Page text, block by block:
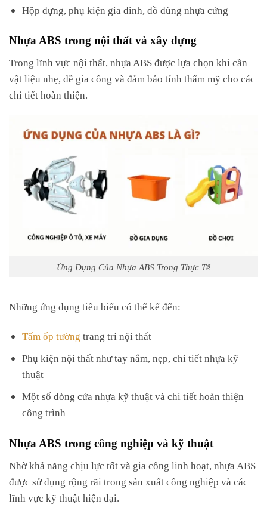
Hộp đựng, phụ kiện gia đình, đồ dùng nhựa cứng
Nhựa ABS trong nội thất và xây dựng
Trong lĩnh vực nội thất, nhựa ABS được lựa chọn khi cần
vật liệu nhẹ, dễ gia công và đảm bảo tính thẩm mỹ cho các
chi tiết hoàn thiện.
Ứng Dụng Của Nhựa ABS Trong Thực Tế
Những ứng dụng tiêu biểu có thể kể đến:
Tấm ốp tường trang trí nội thất
Phụ kiện nội thất như tay nắm, nẹp, chi tiết nhựa kỹ
thuật
Một số dòng cửa nhựa kỹ thuật và chi tiết hoàn thiện
công trình
Nhựa ABS trong công nghiệp và kỹ thuật
Nhờ khả năng chịu lực tốt và gia công linh hoạt, nhựa ABS
được sử dụng rộng rãi trong sản xuất công nghiệp và các
lĩnh vực kỹ thuật hiện đại.